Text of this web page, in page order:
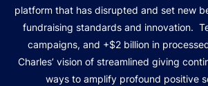
platform that has disrupted and set new
fundraising standards and innovation.
campaigns, and +$2 billion in
Charles’ vision of streamlined giving
ways to amplify profound positive